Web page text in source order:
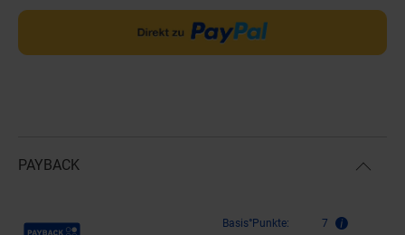
PAYBACK
Payback Punkte Basis°Punkte:
7